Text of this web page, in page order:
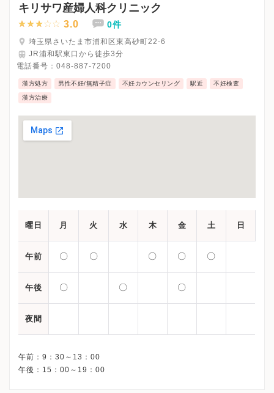
キリサワ産婦人科クリニック
3.0 0件
埼玉県さいたま市浦和区東高砂町22-6
JR浦和駅東口から徒歩3分
電話番号： 048-887-7200
漢方処方 男性不妊/無精子症 不妊カウンセリング 駅近 不妊検査
漢方治療
曜日 月 火 水 木 金 土 日
午前 〇 〇 〇 〇 〇
午後 〇 〇 〇
夜間
午前：9：30～13：00